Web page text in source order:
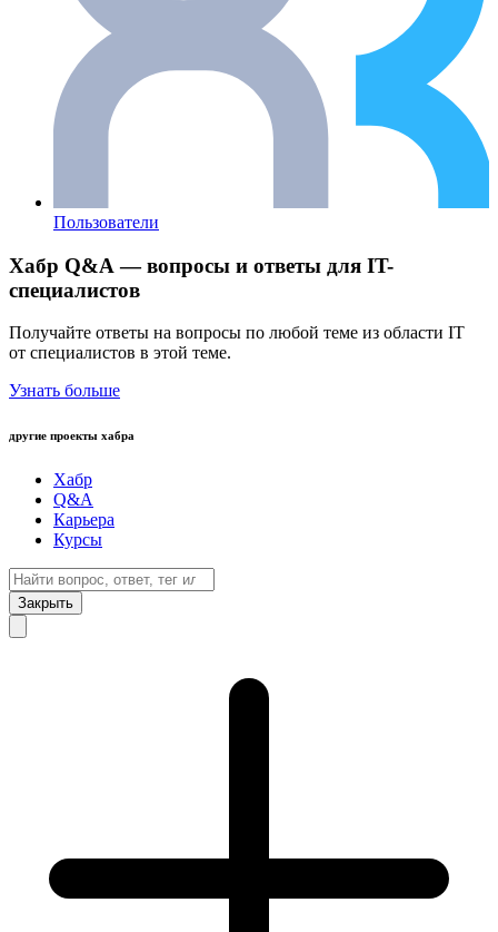
Пользователи
Хабр Q&A — вопросы и ответы для IT-
специалистов
Получайте ответы на вопросы по любой теме из области IT
от специалистов в этой теме.
Узнать больше
другие проекты хабра
Хабр
Q&A
Карьера
Курсы
Закрыть